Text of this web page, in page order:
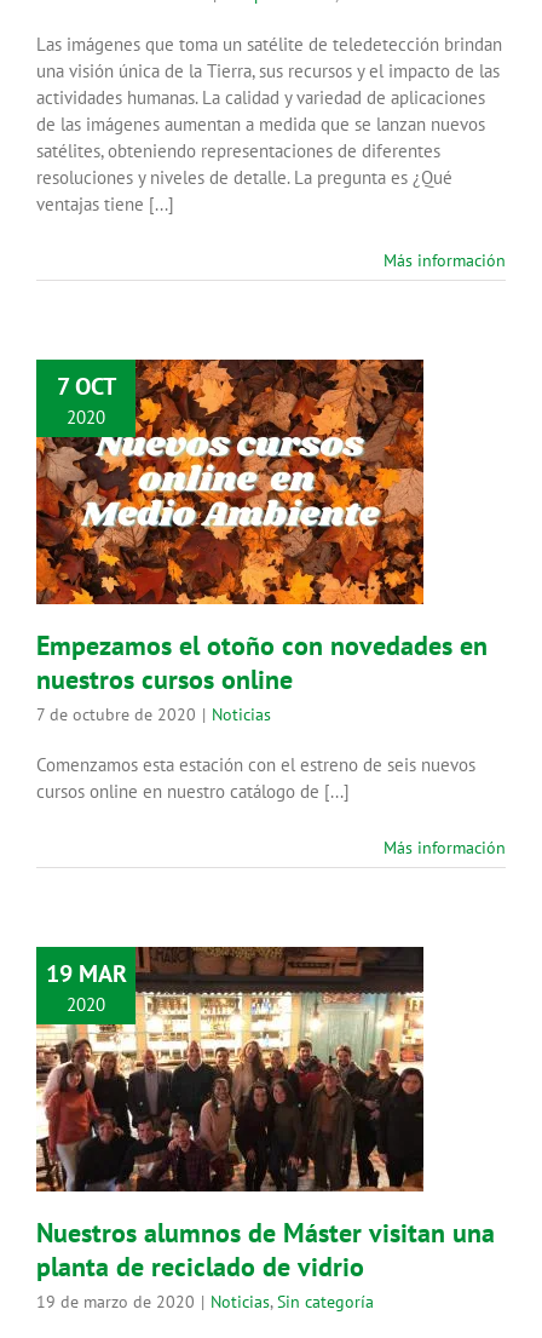
Las imágenes que toma un satélite de teledetección brindan
una visión única de la Tierra, sus recursos y el impacto de las
actividades humanas. La calidad y variedad de aplicaciones
de las imágenes aumentan a medida que se lanzan nuevos
satélites, obteniendo representaciones de diferentes
resoluciones y niveles de detalle. La pregunta es ¿Qué
ventajas tiene [...]
Más información
7 OCT
2020
Empezamos el otoño con
novedades en nuestros cursos
online
Noticias
Empezamos el otoño con novedades en
nuestros cursos online
7 de octubre de 2020 | Noticias
Comenzamos esta estación con el estreno de seis nuevos
cursos online en nuestro catálogo de [...]
Más información
19 MAR
2020
Nuestros alumnos de Máster
visitan una planta de reciclado de
vidrio
Noticias Sin categoría
Nuestros alumnos de Máster visitan una
planta de reciclado de vidrio
19 de marzo de 2020 | Noticias,Sin categoría